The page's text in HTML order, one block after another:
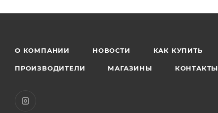
О КОМПАНИИ НОВОСТИ КАК КУПИТЬ
ПРОИЗВОДИТЕЛИ МАГАЗИНЫ КОНТАКТЫ